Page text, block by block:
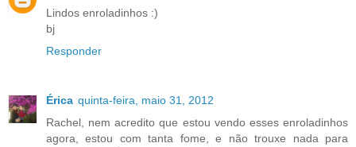
Lindos enroladinhos :)
bj
Responder
Érica quinta-feira, maio 31, 2012
Rachel, nem acredito que estou vendo esses enroladinhos
agora, estou com tanta fome, e não trouxe nada para